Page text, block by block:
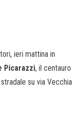
ieri mattina in
Picarazzi, il centauro
su via Vecchia